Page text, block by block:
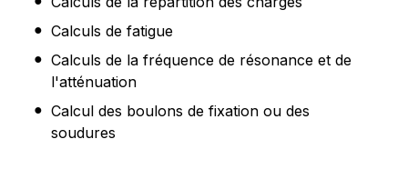
Calculs de fatigue
Calculs de la fréquence de résonance et de
l'atténuation
Calcul des boulons de fixation ou des
soudures